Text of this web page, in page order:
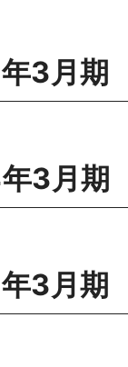
3月期
3月期
3月期